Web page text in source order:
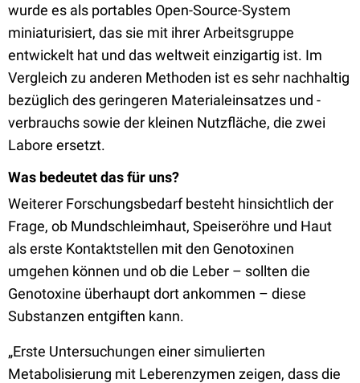
wurde es als portables Open-Source-System
miniaturisiert, das sie mit ihrer Arbeitsgruppe
entwickelt hat und das weltweit einzigartig ist. Im
Vergleich zu anderen Methoden ist es sehr nachhaltig
bezüglich des geringeren Materialeinsatzes und -
verbrauchs sowie der kleinen Nutzfläche, die zwei
Labore ersetzt.
Was bedeutet das für uns?
Weiterer Forschungsbedarf besteht hinsichtlich der
Frage, ob Mundschleimhaut, Speiseröhre und Haut
als erste Kontaktstellen mit den Genotoxinen
umgehen können und ob die Leber – sollten die
Genotoxine überhaupt dort ankommen – diese
Substanzen entgiften kann.
„Erste Untersuchungen einer simulierten
Metabolisierung mit Leberenzymen zeigen, dass die